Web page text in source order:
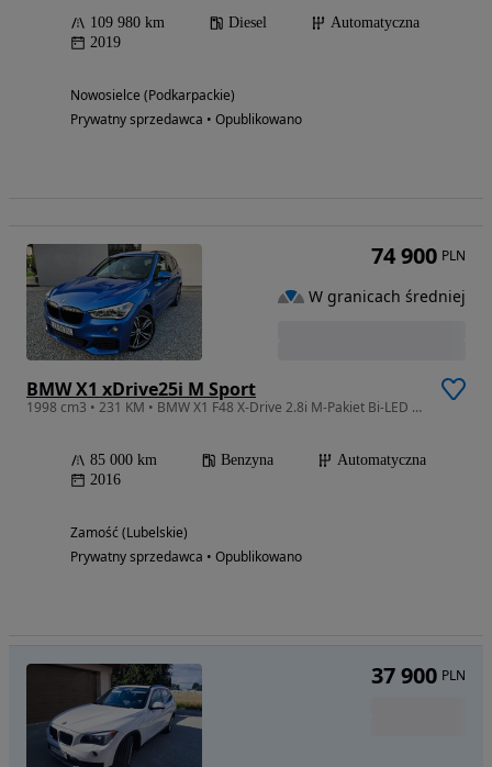
109 980 km Diesel
Automatyczna
2019
Nowosielce (Podkarpackie)
Prywatny sprzedawca • Opublikowano
BMW X1 xDrive25i M Sport
1998 cm3 • 231 KM • BMW X1 F48 X-Drive 2.8i M-Pakiet Bi-LED Head-Up Alu 19" Piękna
85 000 km Benzyna
Automatyczna
2016
Zamość (Lubelskie)
Prywatny sprzedawca • Opublikowano
74 900 PLN
W granicach średniej
37 900 PLN